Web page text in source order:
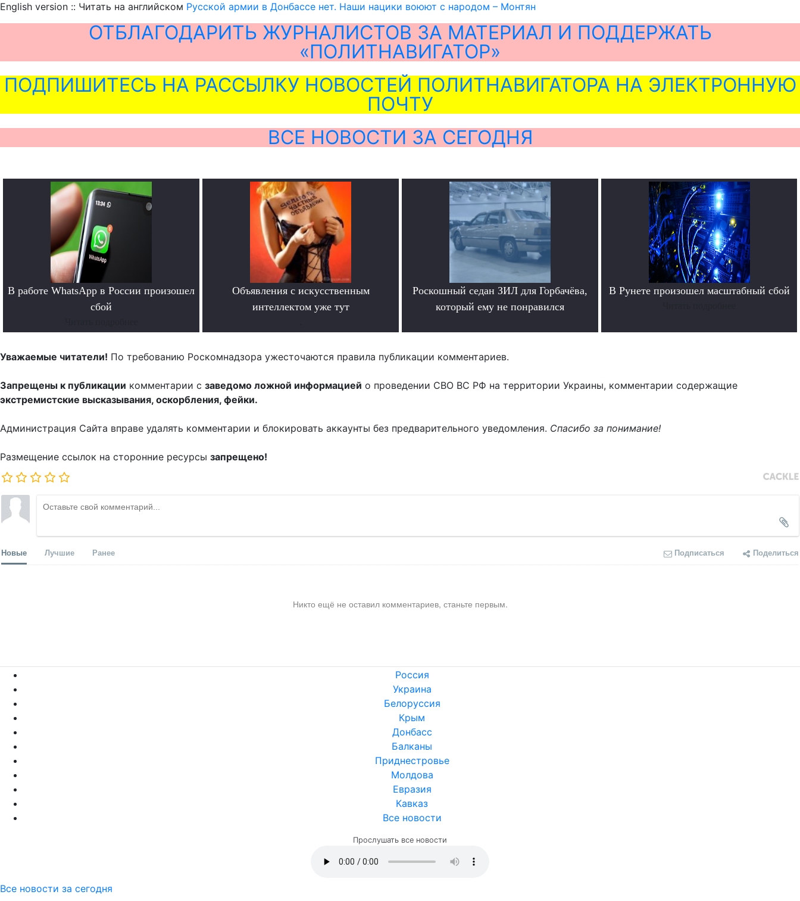
English version :: Читать на английском Русской армии в Донбассе нет. Наши нацики воюют с народом – Монтян
ОТБЛАГОДАРИТЬ ЖУРНАЛИСТОВ ЗА МАТЕРИАЛ И ПОДДЕРЖАТЬ
«ПОЛИТНАВИГАТОР»
ПОДПИШИТЕСЬ НА РАССЫЛКУ НОВОСТЕЙ ПОЛИТНАВИГАТОРА НА ЭЛЕКТРОННУЮ
ПОЧТУ
ВСЕ НОВОСТИ ЗА СЕГОДНЯ
В работе WhatsApp в России произошел
сбой
Объявления с искусственным
интеллектом уже тут
Роскошный седан ЗИЛ для Горбачёва,
который ему не понравился
В Рунете произошел масштабный сбой
Уважаемые читатели! По требованию Роскомнадзора ужесточаются правила публикации комментариев.
Запрещены к публикации комментарии с заведомо ложной информацией о проведении СВО ВС РФ на территории Украины, комментарии содержащие
экстремистские высказывания, оскорбления, фейки.
Администрация Сайта вправе удалять комментарии и блокировать аккаунты без предварительного уведомления. Спасибо за понимание!
Размещение ссылок на сторонние ресурсы запрещено!
Новые Лучшие Ранее Подписаться Поделиться
Никто ещё не оставил комментариев, станьте первым.
Россия
Украина
Белоруссия
Крым
Донбасс
Балканы
Приднестровье
Молдова
Евразия
Кавказ
Все новости
Прослушать все новости
Все новости за сегодня